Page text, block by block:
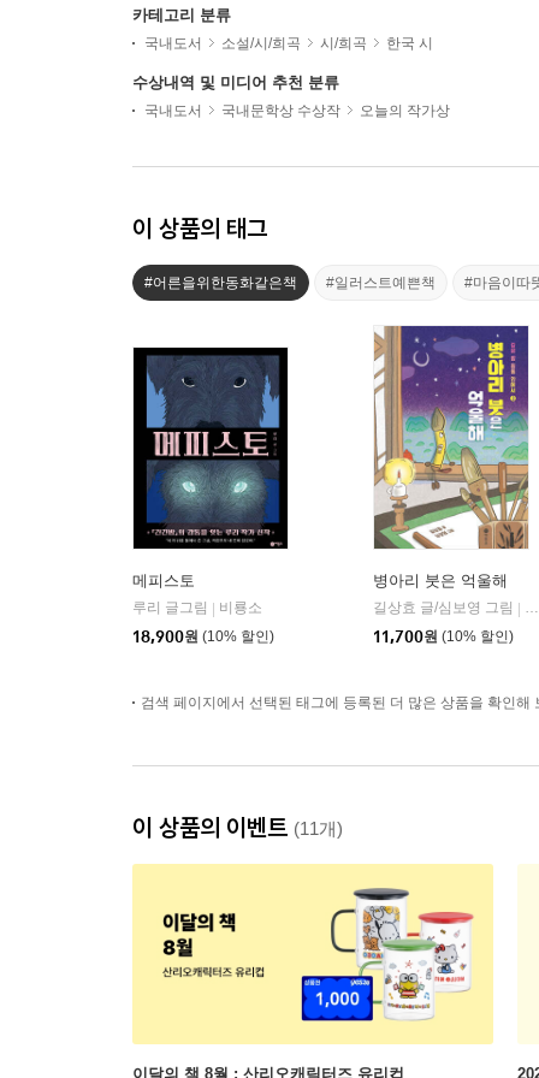
카테고리 분류
국내도서 소설/시/희곡 시/희곡 한국 시
수상내역 및 미디어 추천 분류
국내도서 국내문학상 수상작 오늘의 작가상
이 상품의 태그
#어른을위한동화같은책 #일러스트예쁜책 #마음이따
메피스토
루리 글그림
비룡소
18,900원 (10% 할인)
병아리 붓은 억울해
길상효 글/심보영 그림
11,700원 (10% 할인)
검색 페이지에서 선택된 태그에 등록된 더 많은 상품을 확인해
이 상품의 이벤트 (11개)
이달의 책 8월 : 산리오캐릭터즈 유리컵